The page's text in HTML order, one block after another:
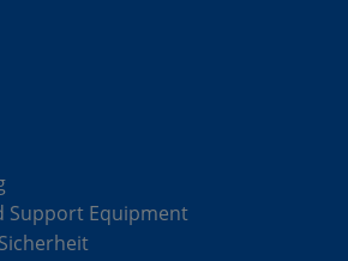
Support Equipment